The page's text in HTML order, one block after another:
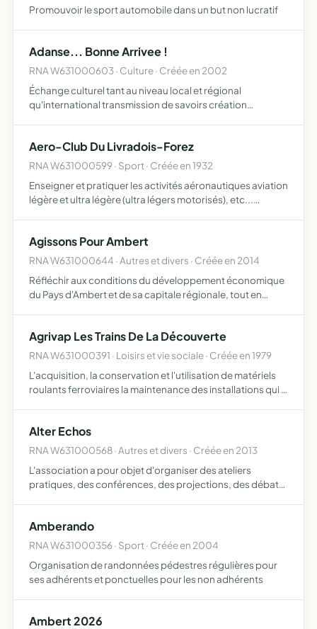
Promouvoir le sport automobile dans un but non lucratif
Adanse... Bonne Arrivee !
RNA W631000603 · Culture · Créée en 2002
Échange culturel tant au niveau local et régional
qu'international transmission de savoirs création
milieu carc…
Aero-Club Du Livradois-Forez
RNA W631000599 · Sport · Créée en 1932
Enseigner et pratiquer les activités aéronautiques aviation
légère et ultra légère (ultra légers motorisés), etc...
Agissons Pour Ambert
RNA W631000644 · Autres et divers · Créée en 2014
Réfléchir aux conditions du développement économique
du Pays d'Ambert et de sa capitale régionale, tout en
Agrivap Les Trains De La Découverte
RNA W631000391 · Loisirs et vie sociale · Créée en 1979
L'acquisition, la conservation et l'utilisation de matériels
roulants ferroviaires la maintenance des installations qui y
Alter Echos
RNA W631000568 · Autres et divers · Créée en 2013
L'association a pour objet d'organiser des ateliers
pratiques, des conférences, des projections, des débats,
res…
Amberando
RNA W631000356 · Sport · Créée en 2004
Organisation de randonnées pédestres régulières pour
ses adhérents et ponctuelles pour les non adhérents
Ambert 2026